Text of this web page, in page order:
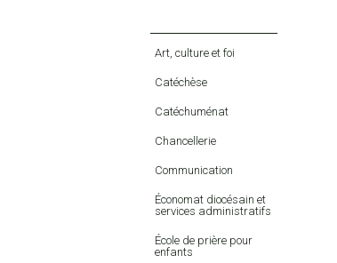
Art, culture et foi
Catéchèse
Catéchuménat
Chancellerie
Communication
Économat diocésain et
services administratifs
École de prière pour
enfants